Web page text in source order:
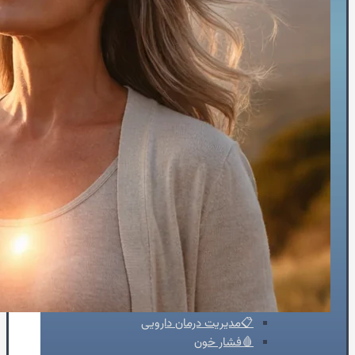
🏥حین درمان سرطان
⚖️کنترل وزن
🗓️پیش از عمل‌ها
🧠جراحی مغز و اعصاب
👴🏻قلب سالمندان
💡تشخیص
👨‍⚕️ویزیت‌تخصصی
🫀ساختارقلب
🎚️دریچه‌ها
🧬بیماری‌های مادرزادی
⚡آریتمی‌های قلبی
💔نارسایی‌های قلبی
♨️گرفتگی عروق قلبی
💊درمان
🦵درمان واریس
📋مدیریت درمان دارویی
🩸فشار خون